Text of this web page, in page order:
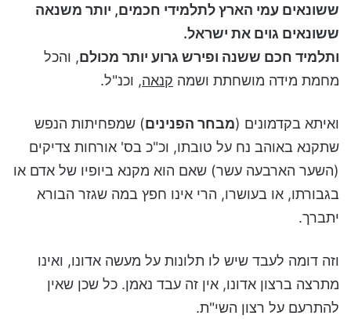
ששונאים עמי הארץ לתלמידי חכמים, יותר משנאה
ששונאים גוים את ישראל.
ותלמיד חכם ששנה ופירש גרוע יותר מכולם, והכל
מחמת מידה מושחתת ושמה קנאה, וכנ"ל.
ואיתא בקדמונים (מבחר הפנינים) שמפחיתות הנפש
שתקנא באוהב נח על טובתו, וכ"כ בס' אורחות צדיקים
(השער הארבעה עשר) שאם הוא מקנא ביופיו של אדם או
בגבורתו, או בעושרו, הרי אינו חפץ במה שגזר הבורא
יתברך.
וזה דומה לעבד שיש לו תלונות על מעשה אדונו, ואינו
מתרצה ברצון אדונו, אין זה עבד נאמן. כל שכן שאין
להתרעם על רצון השי"ת.